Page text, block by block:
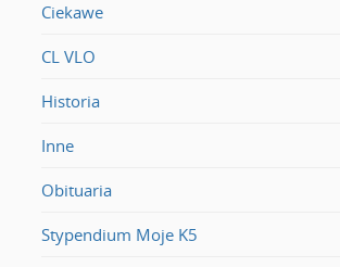
Ciekawe
CL VLO
Historia
Inne
Obituaria
Stypendium Moje K5